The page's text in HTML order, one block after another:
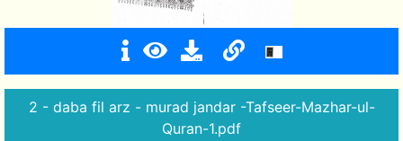
2 - daba fil arz - murad jandar -Tafseer-Mazhar-ul-
Quran-1.pdf